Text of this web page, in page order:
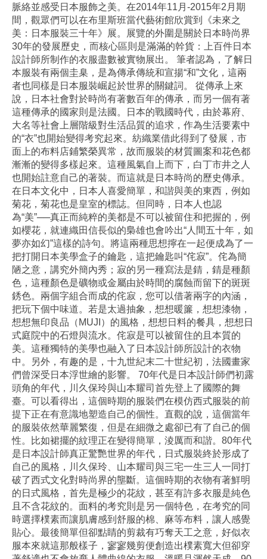
脈絡並感受日本服飾之美。在2014年11月-2015年2月期
間，觀眾們可以在布里斯班當代藝術館欣賞到《未來之
美：日本服裝三十年》展。展覽的外圍是關於日本時尚界
30年的發展歷史，而核心區則是滿滿的幹貨：上百件日本
設計師所制作的衣服盡數被實物展出。 筆者認為，了解日
本服裝有兩個圭臬，是為傳承傳統和宣揚“和”文化，這兩
者也同樣是日本服裝崛起於世界的關鍵詞。 從傳承上來
說，日本社會對於時尚有著數百年的傳承，而另一個有著
這種傳承的國家則是法國。日本的戰國時代，由於幕府、
大名等社會上層階級對生活品質的追求，作為生活要素中
的“衣”也開始變得考究起來。紡織業借此得到了發展，市
面上的布料店鋪繁榮異常，故而服裝的材質圖案和花色都
漸漸的變得多樣起來。這種風氣自上而下，白丁市井之人
也開始註意自己的著裝。而這就是日本時尚的歷史傳承。
在日本文化中，日本人喜愛簡單，和諧與美的東西，例如
菊花，菊花也是皇室的標誌。但同時，日本人也認
為“美”──真正而純粹的美都是不可以被留住和把握的，例
如櫻花，就連織田信長似的梟雄也會吟出“人間五十年，如
夢亦如幻”這樣的詩句。將這兩種思想擰在一起便成為了一
把打開日本美學盒子的鑰匙，這把鑰匙叫“侘寂”。侘為簡
陋之意，講究外簡內秀；寂的另一種寫法是錆，錆是種顏
色，這種顏色是礦物或金屬由於時間的腐蝕而留下的斑斑
銹色。兩個字組合而成的侘寂，您可以借著兩字的內涵，
把玩下個中味道。若是太過抽象，想想暖簾，想想漆物，
想想無印良品（MUJI）的風格，想想日料的餐具，想想日
式庭院中的石燈與流水。侘寂是可以被留住的且本質的
美。這種獨特的美學也融入了日本設計師所設計的衣物
中。另外，有趣的是，十九世紀末二十世紀初，法國畫家
們曾深受日本浮世繪的影響。 70年代是日本設計師們初露
頭角的年代，川久保玲與山本耀司首先登上了國際的舞
臺。可以看得出，這個時期的服裝們在模仿西式服裝的前
提下正在有意識地塑造自己的個性。直觀的說，這個當年
的服裝依然華麗繁復，但是在細微之處卻已有了自己的個
性。比如裙擺的紋理正在變得簡單，淩厲而和諧。80年代
是日本設計師真正驚艷世界的年代，日式服裝終於形成了
自己的風格，川久保玲、山本耀司與三宅一生三人一同打
破了西式文化對時尚界的壟斷。這個時期的衣物有著鮮明
的日式風格，首先是極少的花紋，甚至有許多衣服是純色
且不含花紋的。面料的考究則是另一個特色，在考究的同
時選擇樸素而讓肌膚感到舒服的棉、麻等布料，讓人感覺
貼心。最後簡單但卻點睛的剪裁有巧奪天工之意，好似衣
服本來就這那般樣子，寥寥幾剪便創造出樸素寬大但卻穿